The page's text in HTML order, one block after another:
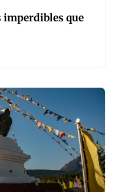
imperdibles que